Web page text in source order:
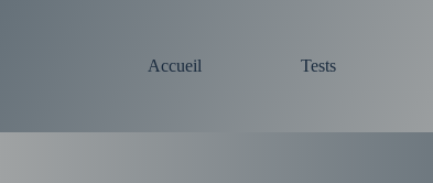
Accueil
Tests